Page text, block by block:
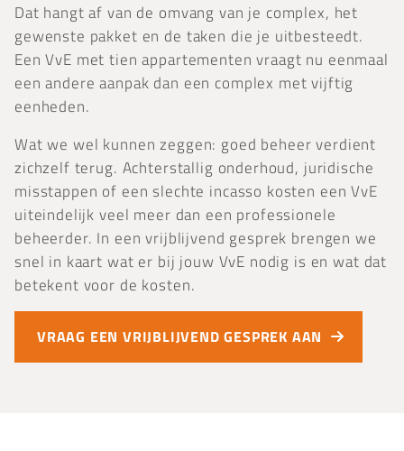
Dat hangt af van de omvang van je complex, het
gewenste pakket en de taken die je uitbesteedt.
Een VvE met tien appartementen vraagt nu eenmaal
een andere aanpak dan een complex met vijftig
eenheden.
Wat we wel kunnen zeggen: goed beheer verdient
zichzelf terug. Achterstallig onderhoud, juridische
misstappen of een slechte incasso kosten een VvE
uiteindelijk veel meer dan een professionele
beheerder. In een vrijblijvend gesprek brengen we
snel in kaart wat er bij jouw VvE nodig is en wat dat
betekent voor de kosten.
VRAAG EEN VRIJBLIJVEND GESPREK AAN